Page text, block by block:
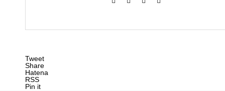
Tweet
Share
Hatena
RSS
Pin it